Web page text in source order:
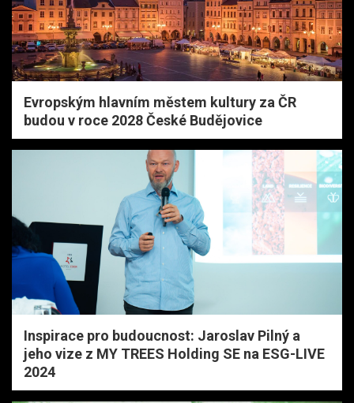
Evropským hlavním městem kultury za ČR
budou v roce 2028 České Budějovice
Inspirace pro budoucnost: Jaroslav Pilný a
jeho vize z MY TREES Holding SE na ESG-LIVE
2024